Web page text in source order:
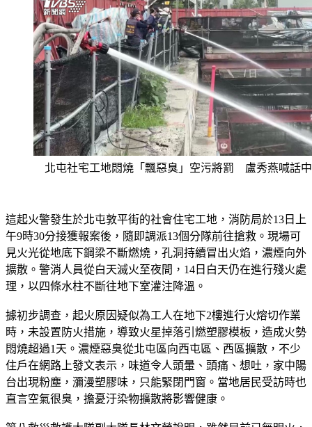
這起火警發生於北屯敦平街的社會住宅工地，消防局於13日上
午9時30分接獲報案後，隨即調派13個分隊前往搶救。現場可
見火光從地底下鋼梁不斷燃燒，孔洞持續冒出火焰，濃煙向外
擴散。警消人員從白天滅火至夜間，14日白天仍在進行殘火處
據初步調查，起火原因疑似為工人在地下2樓進行火熔切作業
時，未設置防火措施，導致火星掉落引燃塑膠模板，造成火勢
悶燒超過1天。濃煙惡臭從北屯區向西屯區、西區擴散，不少
住戶在網路上發文表示，味道令人頭暈、頭痛、想吐，家中陽
台出現粉塵，瀰漫塑膠味，只能緊閉門窗。當地居民受訪時也